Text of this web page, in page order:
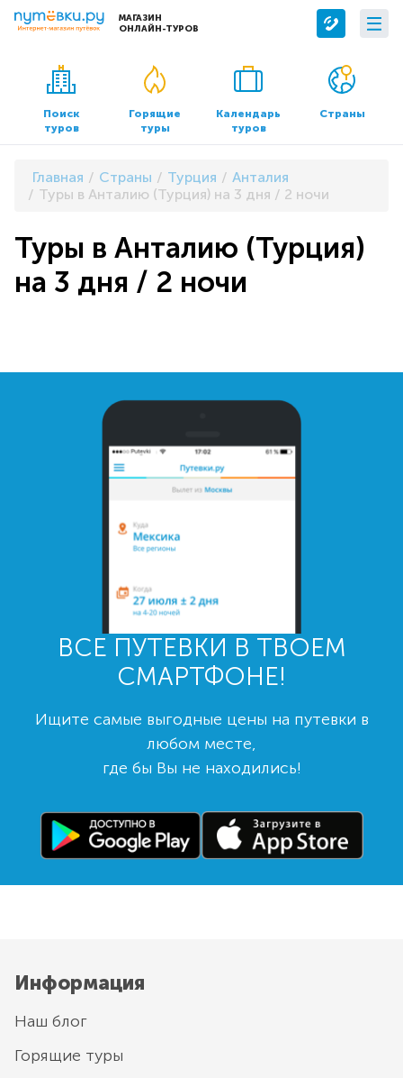
МАГАЗИН
ОНЛАЙН-ТУРОВ
Сервисы
Бронирование отелей
Трансфер
О компании
О нас
Контакты
Документы и реквизиты
Поиск
туров
Горящие
туры
Календарь
туров
Страны
Главная Страны Турция
Анталия
Туры в Анталию (Турция) на 3 дня / 2 ночи
Туры в Анталию (Турция)
на 3 дня / 2 ночи
ВСЕ ПУТЕВКИ В ТВОЕМ
СМАРТФОНЕ!
Ищите самые выгодные цены на путевки в
любом месте,
где бы Вы не находились!
Информация
Наш блог
Горящие туры